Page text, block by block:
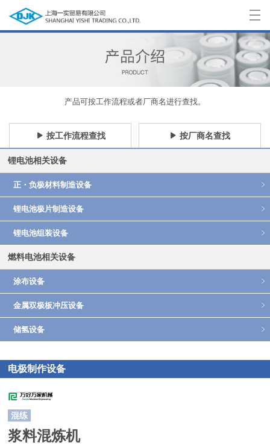
>
>
产品可按工作流程或者厂商名进行查找。
按工作流程查找 按厂商名查找
锂电池相关设备
正・负极材料制造设备
锂电池极片制造设备
锂电池组装设备
燃料电池相关设备
涂布设备
金属双极板冲压设备
储氢设备
电极制作设备
混练
浆料混炼机